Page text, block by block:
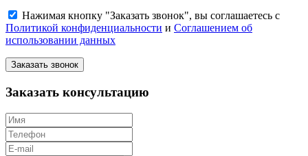
Нажимая кнопку "Заказать звонок", вы соглашаетесь с
Политикой конфиденциальности и Соглашением об
использовании данных
Заказать звонок
Заказать консультацию